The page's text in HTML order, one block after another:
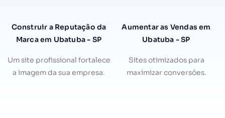
Construir a Reputação da
Marca em Ubatuba - SP
Um site profissional fortalece
a imagem da sua empresa.
Aumentar as Vendas em
Ubatuba - SP
Sites otimizados para
maximizar conversões.